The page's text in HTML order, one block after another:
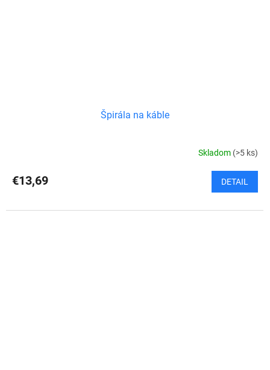
Špirála na káble
Skladom (>5 ks)
€13,69 DETAIL